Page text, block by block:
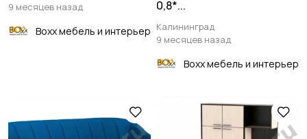
9 месяцев назад
Boxx мебель и интерьер
0,8*...
Калининград
9 месяцев назад
Boxx мебель и интерьер